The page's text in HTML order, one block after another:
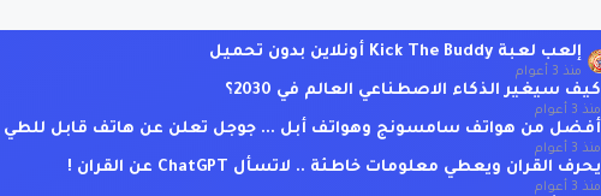
إلعب لعبة Kick The Buddy أونلاين بدون تحميل
منذ 3 أعوام
كيف سيغير الذكاء الاصطناعي العالم في 2030؟
منذ 3 أعوام
أفضل من هواتف سامسونج وهواتف أبل ... جوجل تعلن عن هاتف قابل للطي
منذ 3 أعوام
يحرف القران ويعطي معلومات خاطئة .. لاتسأل ChatGPT عن القران !
منذ 3 أعوام